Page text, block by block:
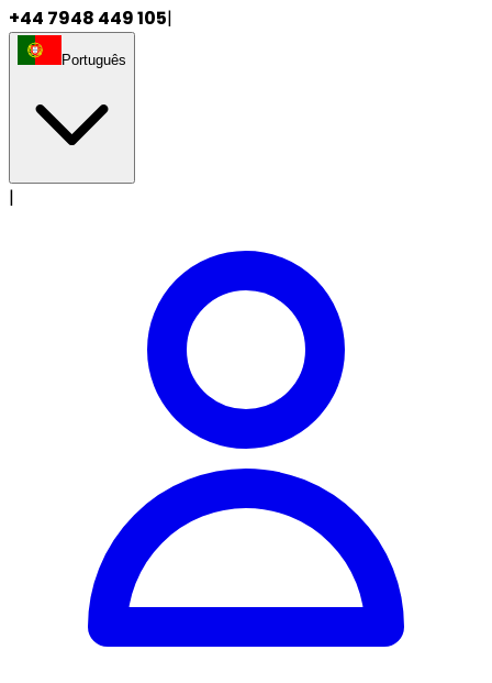
+44 7948 449 105|
Português
|